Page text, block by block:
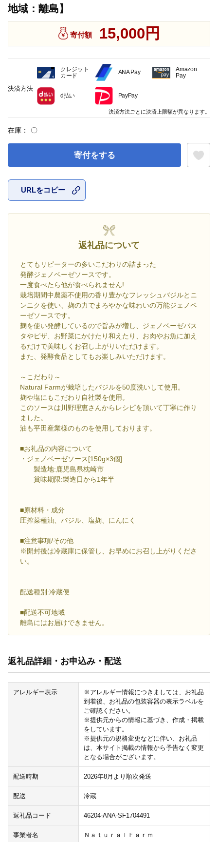
地域：離島】
寄付額 15,000円
在庫： 〇
寄付をする
URLをコピー
返礼品について
とてもリピーターの多いこだわりの詰まった
発酵ジェノベーゼソースです。
一度食べたら他が食べられません!
栽培期間中農薬不使用の香り豊かなフレッシュバジルとニ
ンニクを使い、麹の力でまろやかな味わいの万能ジェノベ
ーゼソースです。
麹を使い発酵しているので旨みが増し、ジェノベーゼパス
タやピザ、お野菜にかけたり和えたり、お肉やお魚に加え
るだけで美味しくお召し上がりいただけます。
また、発酵食品としてもお楽しみいただけます。
～こだわり～
Natural Farmが栽培したバジルを50度洗いして使用。
麹や塩にもこだわり自社製を使用。
このソースは川野理恵さんからレシピを頂いて丁寧に作り
ました。
油も平田産業様のものを使用しております。
■お礼品の内容について
・ジェノベーゼソース[150g×3個]
製造地:鹿児島県枕崎市
賞味期限:製造日から1年半
■原材料・成分
圧搾菜種油、バジル、塩麹、にんにく
■注意事項/その他
※開封後は冷蔵庫に保管し、お早めにお召し上がりくださ
い。
配送種別:冷蔵便
■配送不可地域
離島にはお届けできません。
返礼品詳細・お申込み・配送
アレルギー表示
※アレルギー情報につきましては、お礼品
到着後、お礼品の包装容器の表示ラベルを
ご確認ください。
※提供元からの情報に基づき、作成・掲載
をしています。
※提供元の規格変更などに伴い、お礼品
は、本サイト掲載の情報から予告なく変更
となる場合がございます。
配送時期 2026年8月より順次発送
配送 冷蔵
返礼品コード 46204-ANA-SF1704491
事業者名 ＮａｔｕｒａｌＦａｒｍ
決済方法
クレジット
カード
ANA Pay
Amazon
Pay
d払い PayPay
決済方法ごとに決済上限額が異なります。